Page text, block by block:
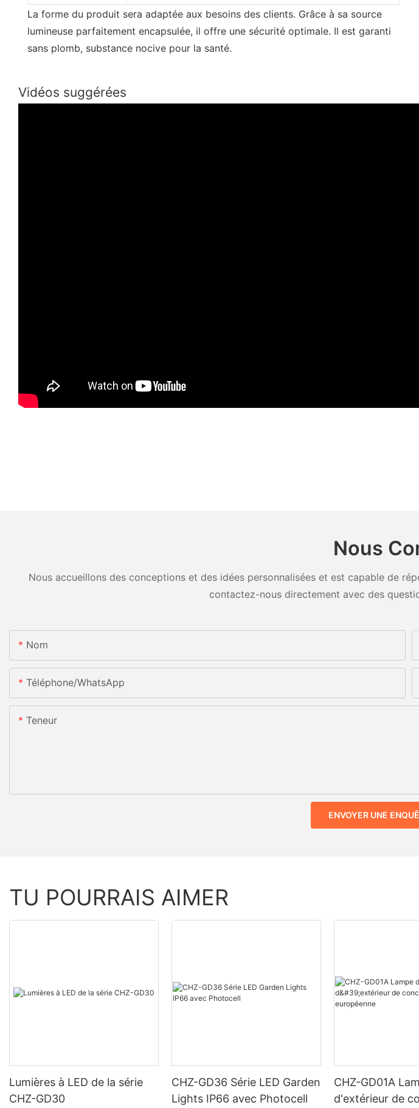
La forme du produit sera adaptée aux besoins des clients. Grâce à sa source
lumineuse parfaitement encapsulée, il offre une sécurité optimale. Il est garanti
sans plomb, substance nocive pour la santé.
Vidéos suggérées
Nous
Nous accueillons des conceptions et des idées personnalisées et est capable de
contactez-nous directement avec des
Nom
Téléphone/WhatsApp
Teneur
ENVOYER UNE
TU POURRAIS AIMER
Lumières à LED de la série
CHZ-GD30
CHZ-GD36 Série LED Garden
Lights IP66 avec Photocell
CHZ-GD01A
d'extérieur de